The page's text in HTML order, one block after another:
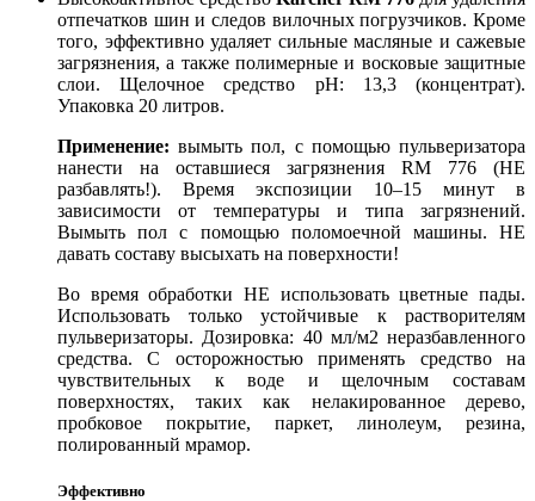
отпечатков шин и следов вилочных погрузчиков. Кроме
того, эффективно удаляет сильные масляные и сажевые
загрязнения, а также полимерные и восковые защитные
слои. Щелочное средство pH: 13,3 (концентрат).
Упаковка 20 литров.
Применение: вымыть пол, с помощью пульверизатора
нанести на оставшиеся загрязнения RM 776 (НЕ
разбавлять!). Время экспозиции 10–15 минут в
зависимости от температуры и типа загрязнений.
Вымыть пол с помощью поломоечной машины. НЕ
давать составу высыхать на поверхности!
Во время обработки НЕ использовать цветные пады.
Использовать только устойчивые к растворителям
пульверизаторы. Дозировка: 40 мл/м2 неразбавленного
средства. С осторожностью применять средство на
чувствительных к воде и щелочным составам
поверхностях, таких как нелакированное дерево,
пробковое покрытие, паркет, линолеум, резина,
полированный мрамор.
Эффективно